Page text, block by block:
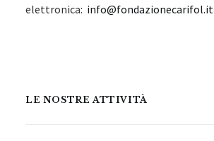
elettronica: info@fondazionecarifol.it
LE NOSTRE ATTIVITÀ